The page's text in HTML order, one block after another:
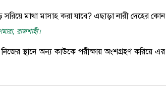
মাথা মাসাহ করা যাবে? এছাড়া নারী দেহের কোন
রাজশাহী।
স্থানে অন্য কাউকে পরীক্ষায় অংশগ্রহণ করিয়ে এর